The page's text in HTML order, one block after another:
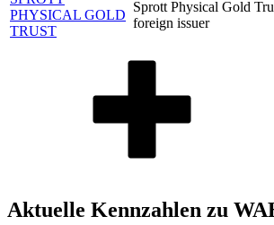
PHYSICAL GOLD
TRUST
Sprott Physical Gold
foreign issuer
Aktuelle Kennzahlen zu